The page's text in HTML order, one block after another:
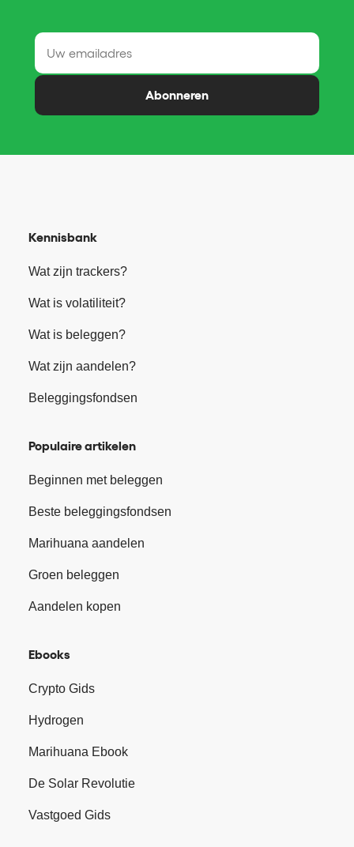
Abonneren
Kennisbank
Wat zijn trackers?
Wat is volatiliteit?
Wat is beleggen?
Wat zijn aandelen?
Beleggingsfondsen
Populaire artikelen
Beginnen met beleggen
Beste beleggingsfondsen
Marihuana aandelen
Groen beleggen
Aandelen kopen
Ebooks
Crypto Gids
Hydrogen
Marihuana Ebook
De Solar Revolutie
Vastgoed Gids